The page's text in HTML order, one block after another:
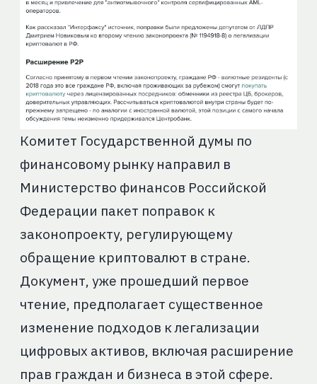
Комитет Государственной думы по
финансовому рынку направил в
Министерство финансов Российской
Федерации пакет поправок к
законопроекту, регулирующему
обращение криптовалют в стране.
Документ, уже прошедший первое
чтение, предполагает существенное
изменение подходов к легализации
цифровых активов, включая расширение
прав граждан и бизнеса в этой сфере.